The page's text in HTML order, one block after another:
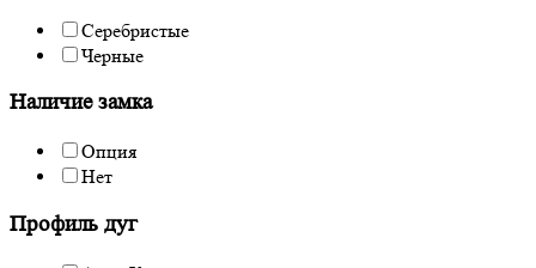
Серебристые
Черные
Наличие замка
Опция
Нет
Профиль дуг